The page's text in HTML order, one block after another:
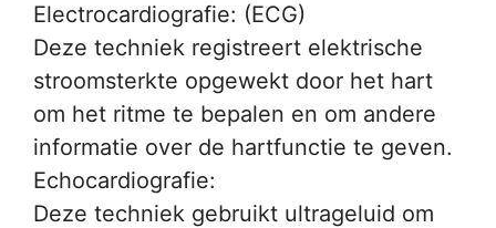
Electrocardiografie: (ECG)
Deze techniek registreert elektrische
stroomsterkte opgewekt door het hart
om het ritme te bepalen en om andere
informatie over de hartfunctie te geven.
Echocardiografie:
Deze techniek gebruikt ultrageluid om